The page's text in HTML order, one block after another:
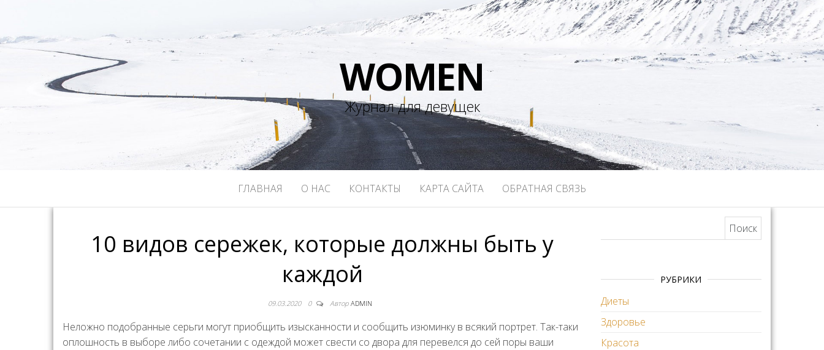
WOMEN
Журнал для девущек
ГЛАВНАЯ О НАС КОНТАКТЫ КАРТА САЙТА ОБРАТНАЯ СВЯЗЬ
10 видов сережек, которые должны быть у
каждой
09.03.2020 0 Автор ADMIN
Неложно подобранные серьги могут приобщить изысканности и сообщить изюминку в всякий портрет. Так-таки
оплошность в выборе либо сочетании с одеждой может свести со двора для перевелся до сей поры ваши
РУБРИКИ
Диеты
Здоровье
Красота